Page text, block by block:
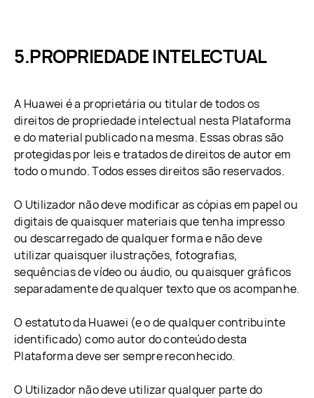
PROPRIEDADE INTELECTUAL
A Huawei é a proprietária ou titular de todos os
direitos de propriedade intelectual nesta Plataforma
e do material publicado na mesma. Essas obras são
protegidas por leis e tratados de direitos de autor em
todo o mundo. Todos esses direitos são reservados.
O Utilizador não deve modificar as cópias em papel ou
digitais de quaisquer materiais que tenha impresso
ou descarregado de qualquer forma e não deve
utilizar quaisquer ilustrações, fotografias,
sequências de vídeo ou áudio, ou quaisquer gráficos
separadamente de qualquer texto que os acompanhe.
O estatuto da Huawei (e o de qualquer contribuinte
identificado) como autor do conteúdo desta
Plataforma deve ser sempre reconhecido.
O Utilizador não deve utilizar qualquer parte do